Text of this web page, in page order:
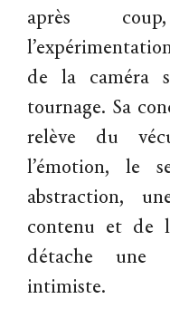
après
de la caméra
tournage. Sa
relève du
l’émotion, le
abstraction,
contenu et de
détache une
intimiste.